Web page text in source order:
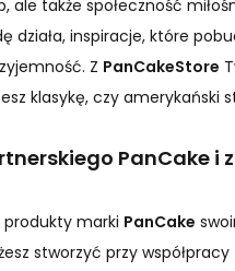
ale także społeczność
działa, inspiracje, które
Z PanCakeStore
klasykę, czy amerykański
PanCake
marki PanCake
stworzyć przy